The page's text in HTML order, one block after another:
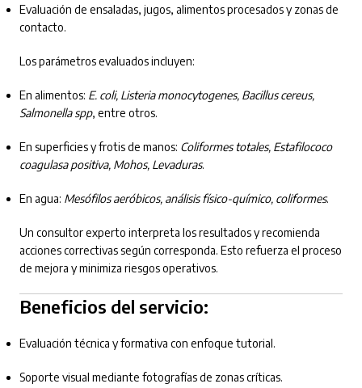
Evaluación de ensaladas, jugos, alimentos procesados y zonas de
contacto.
Los parámetros evaluados incluyen:
En alimentos: E. coli, Listeria monocytogenes, Bacillus cereus,
Salmonella spp, entre otros.
En superficies y frotis de manos: Coliformes totales, Estafilococo
coagulasa positiva, Mohos, Levaduras.
En agua: Mesófilos aeróbicos, análisis físico-químico, coliformes.
Un consultor experto interpreta los resultados y recomienda
acciones correctivas según corresponda. Esto refuerza el proceso
de mejora y minimiza riesgos operativos.
Beneficios del servicio:
Evaluación técnica y formativa con enfoque tutorial.
Soporte visual mediante fotografías de zonas críticas.